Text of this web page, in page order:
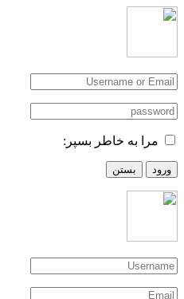
مرا به خاطر بسپر:
ورود بستن